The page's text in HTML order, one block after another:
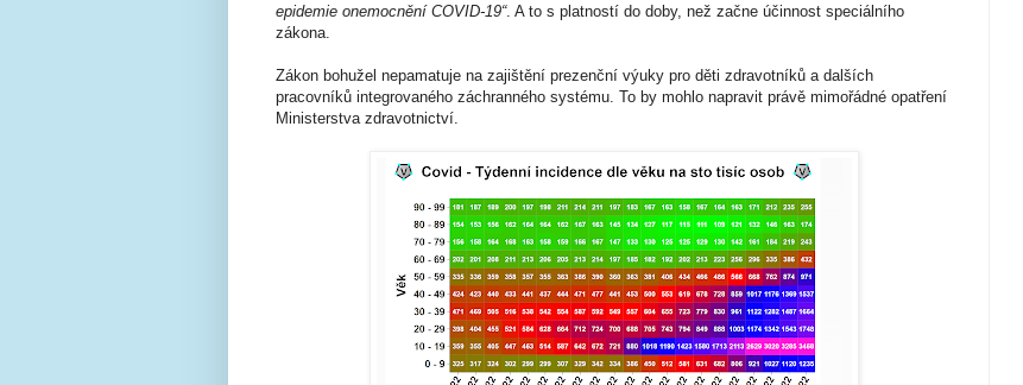
epidemie onemocnění COVID-19“. A to s platností do doby, než začne účinnost speciálního
zákona.
Zákon bohužel nepamatuje na zajištění prezenční výuky pro děti zdravotníků a dalších
pracovníků integrovaného záchranného systému. To by mohlo napravit právě mimořádné opatření
Ministerstva zdravotnictví.